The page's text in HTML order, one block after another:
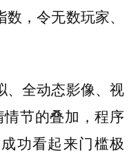
，令无数玩家、
、全动态影像、视
节的叠加，程序
功看起来门槛极